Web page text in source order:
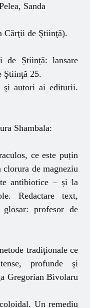
Sanda
Cărţii de Ştiinţă).
de Știință: lansare
Ştiinţă 25.
şi autori ai editurii.
Shambala:
ce este puțin
de magneziu
antibiotice – și la
Redactare text,
profesor de
tradiţionale ce
profunde şi
Gregorian Bivolaru
Un remediu